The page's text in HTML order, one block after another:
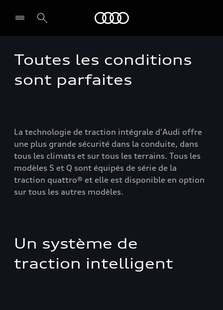
Select dealer
Toutes les conditions
sont parfaites
La technologie de traction intégrale d'Audi offre
une plus grande sécurité dans la conduite, dans
tous les climats et sur tous les terrains. Tous les
modèles S et Q sont équipés de série de la
traction quattro® et elle est disponible en option
sur tous les autres modèles.
Un système de
traction intelligent